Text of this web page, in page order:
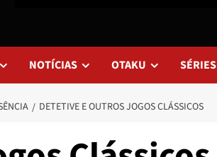
NOTÍCIAS OTAKU SÉRIES
DETETIVE E OUTROS JOGOS CLÁSSICOS